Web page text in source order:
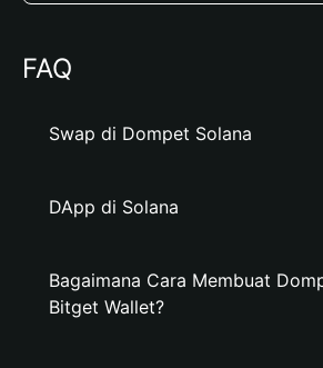
FAQ
Swap di Dompet Solana
DApp di Solana
Bagaimana Cara Membuat
Bitget Wallet?